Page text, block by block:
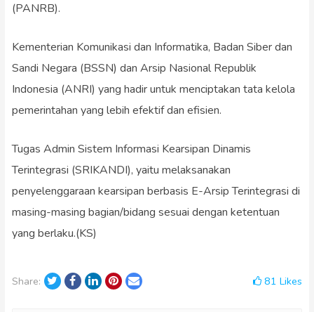
(PANRB).
Kementerian Komunikasi dan Informatika, Badan Siber dan
Sandi Negara (BSSN) dan Arsip Nasional Republik
Indonesia (ANRI) yang hadir untuk menciptakan tata kelola
pemerintahan yang lebih efektif dan efisien.
Tugas Admin Sistem Informasi Kearsipan Dinamis
Terintegrasi (SRIKANDI), yaitu melaksanakan
penyelenggaraan kearsipan berbasis E-Arsip Terintegrasi di
masing-masing bagian/bidang sesuai dengan ketentuan
yang berlaku.(KS)
Share: TwitterFacebook
LinkedInPinterest
Email 81Likes